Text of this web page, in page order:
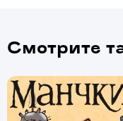
Смотрите